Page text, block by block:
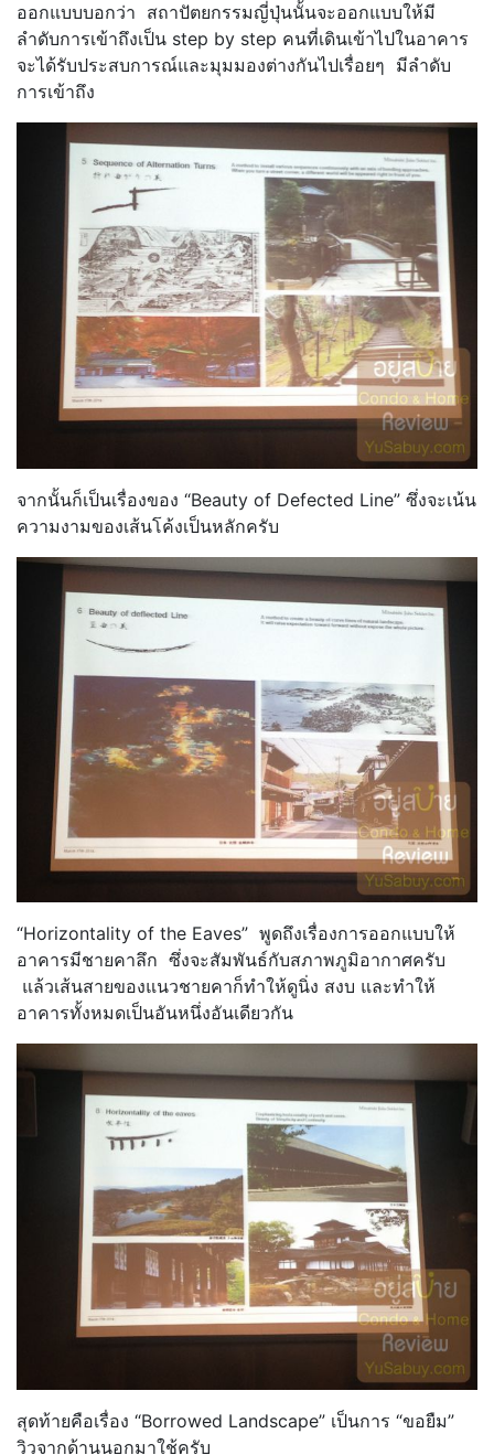
ออกแบบบอกว่า สถาปัตยกรรมญี่ปุ่นนั้นจะออกแบบให้มี
ลำดับการเข้าถึงเป็น step by step คนที่เดินเข้าไปในอาคาร
จะได้รับประสบการณ์และมุมมองต่างกันไปเรื่อยๆ มีลำดับ
การเข้าถึง
จากนั้นก็เป็นเรื่องของ “Beauty of Defected Line” ซึ่งจะเน้น
ความงามของเส้นโค้งเป็นหลักครับ
“Horizontality of the Eaves” พูดถึงเรื่องการออกแบบให้
อาคารมีชายคาลึก ซึ่งจะสัมพันธ์กับสภาพภูมิอากาศครับ
แล้วเส้นสายของแนวชายคาก็ทำให้ดูนิ่ง สงบ และทำให้
อาคารทั้งหมดเป็นอันหนึ่งอันเดียวกัน
สุดท้ายคือเรื่อง “Borrowed Landscape” เป็นการ “ขอยืม”
วิวจากด้านนอกมาใช้ครับ